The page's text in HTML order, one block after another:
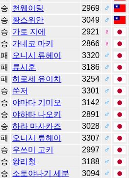
승 천웨이팅 2969
♂
승 황스위안 3049
♂
승 가토 지에 2921
♀
승 가네코 마키 2866
♀
패 오니시 류헤이 3320
♂
패 류시훈 3186
♂
패 히로세 유이치 3254
♂
승 쑨저 3301
♂
승 야마다 기미오 3142
♂
승 야하타 나오키 2891
♂
승 하라 마사카즈 3028
♂
패 오니시 류헤이 3307
♂
승 우쓰미 고키 2997
♂
승 왕리청 3188
♂
승 소토야나기 세분 3094
♂